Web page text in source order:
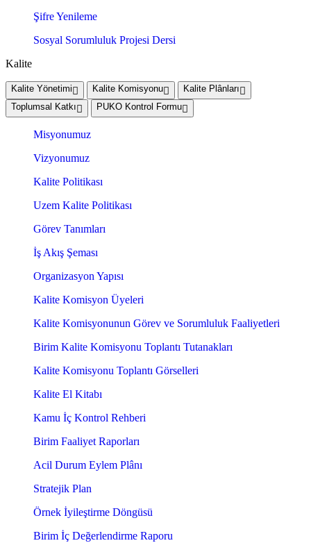
Şifre Yenileme
Sosyal Sorumluluk Projesi Dersi
Kalite
Kalite Yönetimi Kalite Komisyonu
Kalite Plânları
Toplumsal Katkı
PUKO Kontrol Formu
Misyonumuz
Vizyonumuz
Kalite Politikası
Uzem Kalite Politikası
Görev Tanımları
İş Akış Şeması
Organizasyon Yapısı
Kalite Komisyon Üyeleri
Kalite Komisyonunun Görev ve Sorumluluk Faaliyetleri
Birim Kalite Komisyonu Toplantı Tutanakları
Kalite Komisyonu Toplantı Görselleri
Kalite El Kitabı
Kamu İç Kontrol Rehberi
Birim Faaliyet Raporları
Acil Durum Eylem Plânı
Stratejik Plan
Örnek İyileştirme Döngüsü
Birim İç Değerlendirme Raporu